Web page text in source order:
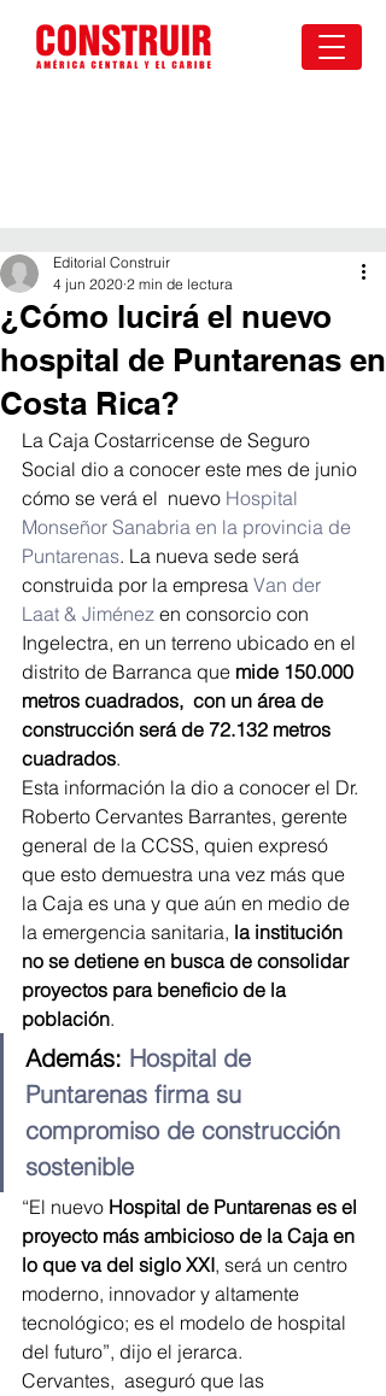
¿Cómo lucirá el nuevo
hospital de Puntarenas en
Costa Rica?
Editorial Construir
4 jun 2020 2 min de lectura
La Caja Costarricense de Seguro
Social dio a conocer este mes de junio
cómo se verá el  nuevo Hospital
Monseñor Sanabria en la provincia de
Puntarenas. La nueva sede será
construida por la empresa Van der
Laat & Jiménez en consorcio con
Ingelectra, en un terreno ubicado en el
distrito de Barranca que mide 150.000
metros cuadrados,  con un área de
construcción será de 72.132 metros
cuadrados.
Esta información la dio a conocer el Dr.
Roberto Cervantes Barrantes, gerente
general de la CCSS, quien expresó
que esto demuestra una vez más que
la Caja es una y que aún en medio de
la emergencia sanitaria, la institución
no se detiene en busca de consolidar
proyectos para beneficio de la
población.
Además: Hospital de
Puntarenas firma su
compromiso de construcción
sostenible
“El nuevo Hospital de Puntarenas es el
proyecto más ambicioso de la Caja en
lo que va del siglo XXI, será un centro
moderno, innovador y altamente
tecnológico; es el modelo de hospital
del futuro”, dijo el jerarca.
Cervantes,  aseguró que las